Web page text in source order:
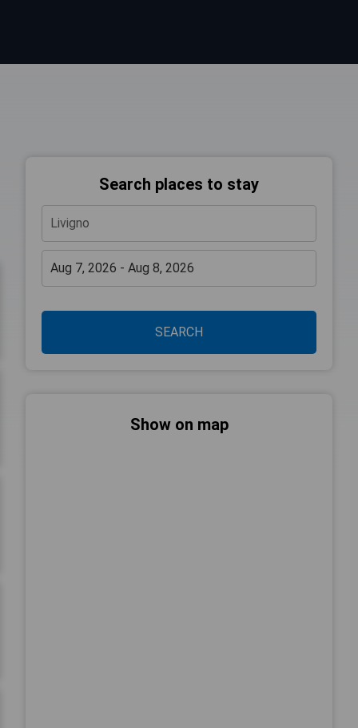
Search places to stay
SEARCH
Show on map